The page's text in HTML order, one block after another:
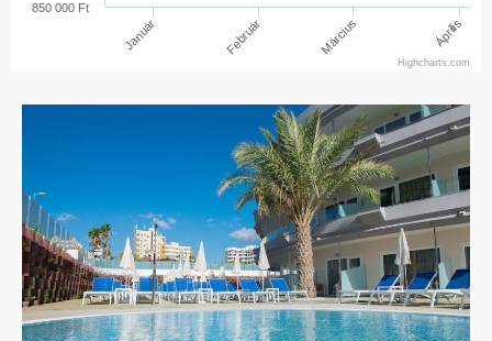
Január Február Március Április
850 000 Ft
Highcharts.com